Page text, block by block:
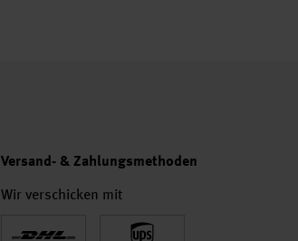
Versand- & Zahlungsmethoden
Wir verschicken mit